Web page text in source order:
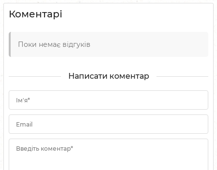
Коментарі
Поки немає відгуків
Написати коментар
Ім'я*
Email
Введіть коментар*